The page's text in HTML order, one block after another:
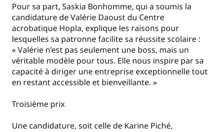
Pour sa part, Saskia Bonhomme, qui a soumis la
candidature de Valérie Daoust du Centre
acrobatique Hopla, explique les raisons pour
lesquelles sa patronne facilite sa réussite scolaire :
« Valérie n’est pas seulement une boss, mais un
véritable modèle pour tous. Elle nous inspire par sa
capacité à diriger une entreprise exceptionnelle tout
en restant accessible et bienveillante. »
Troisième prix
Une candidature, soit celle de Karine Piché,